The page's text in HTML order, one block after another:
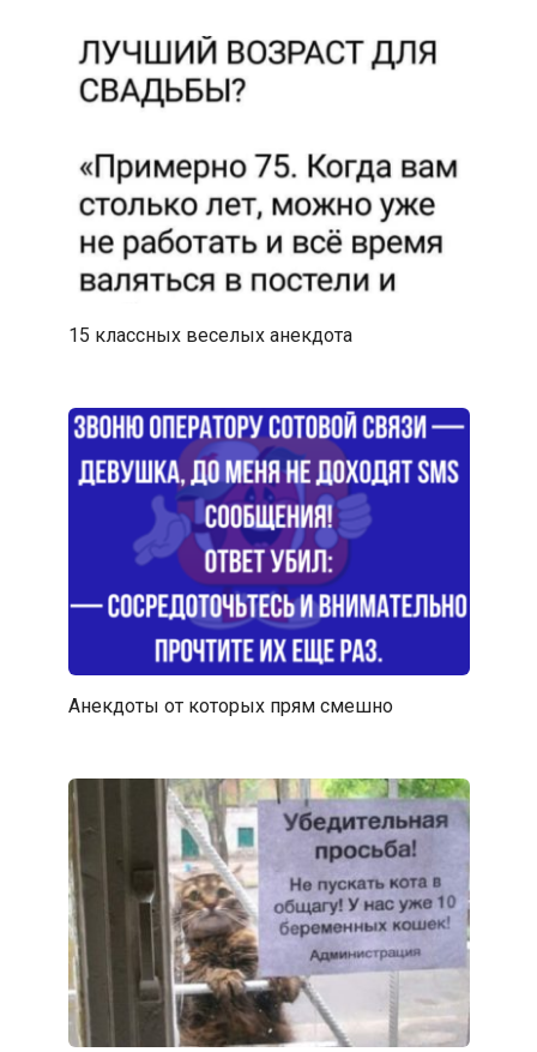
15 классных веселых анекдота
Анекдоты от которых прям смешно